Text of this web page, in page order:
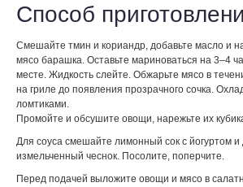
Способ
Смешайте тмин и кориандр, добавьте масло и
мясо барашка. Оставьте мариноваться на 3–4
месте. Жидкость слейте. Обжарьте мясо в
на гриле до появления прозрачного сочка.
ломтиками.
Промойте и обсушите овощи, нарежьте их
Для соуса смешайте лимонный сок с йогуртом и
измельченный чеснок. Посолите, поперчите.
Перед подачей выложите овощи и мясо в